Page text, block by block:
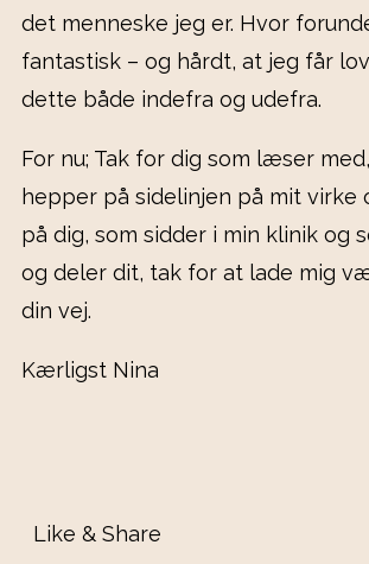
det menneske jeg er. Hvor
fantastisk – og hårdt, at jeg får
dette både indefra og udefra.
For nu; Tak for dig som læser
hepper på sidelinjen på mit virke
på dig, som sidder i min klinik og
og deler dit, tak for at lade mig
din vej.
Kærligst Nina
Like & Share